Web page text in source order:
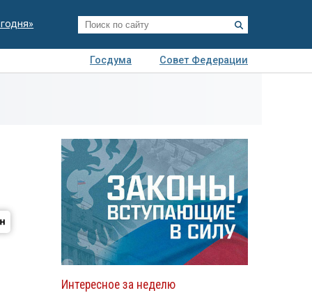
Госдума
Совет Федерации
Интересное за неделю